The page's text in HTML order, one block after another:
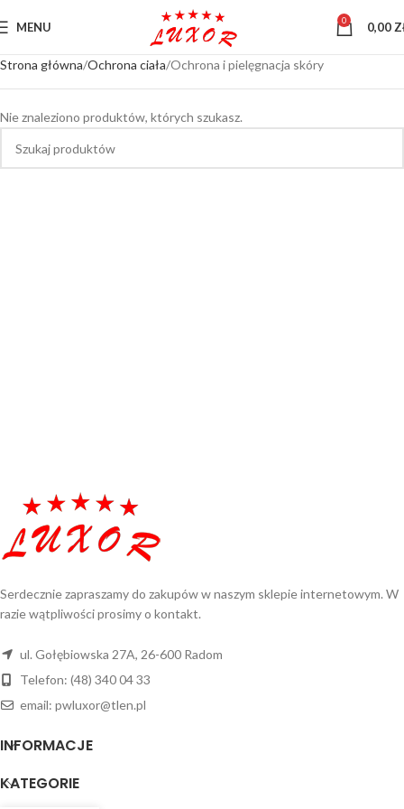
MENU 0 0,00
Strona główna Ochrona ciała Ochrona i pielęgnacja skóry
Nie znaleziono produktów, których szukasz.
Serdecznie zapraszamy do zakupów w naszym sklepie internetowym. W
razie wątpliwości prosimy o kontakt.
ul. Gołębiowska 27A, 26-600 Radom
Telefon: (48) 340 04 33
email: pwluxor@tlen.pl
INFORMACJE
KATEGORIE